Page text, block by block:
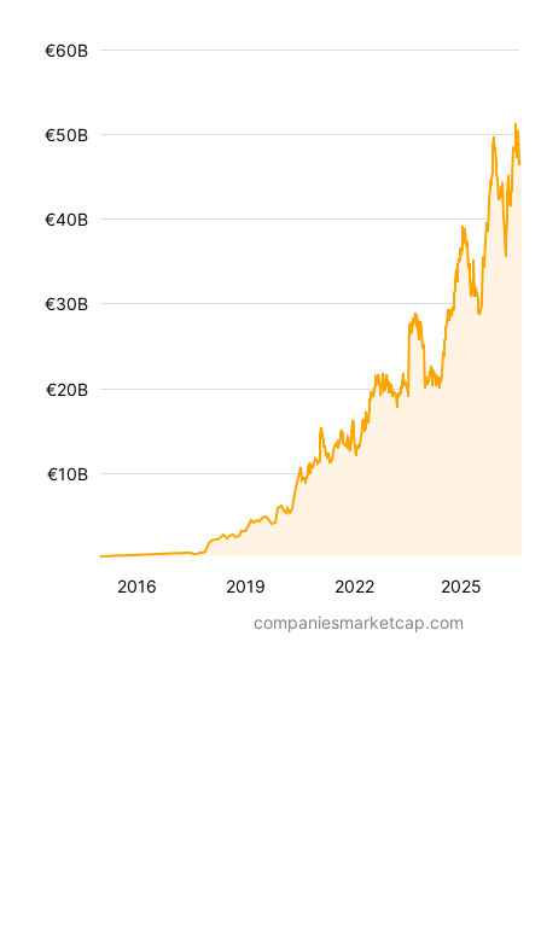
2016 2019 2022 2025
€10B
€20B
€30B
€40B
€50B
€60B
companiesmarketcap.com